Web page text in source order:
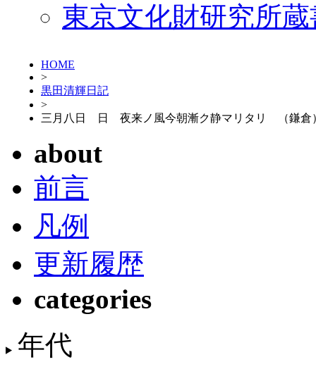
東京文化財研究所
HOME
>
黒田清輝日記
>
三月八日 日 夜来ノ風今朝漸ク静マリタリ （鎌倉
about
前言
凡例
更新履歴
categories
年代